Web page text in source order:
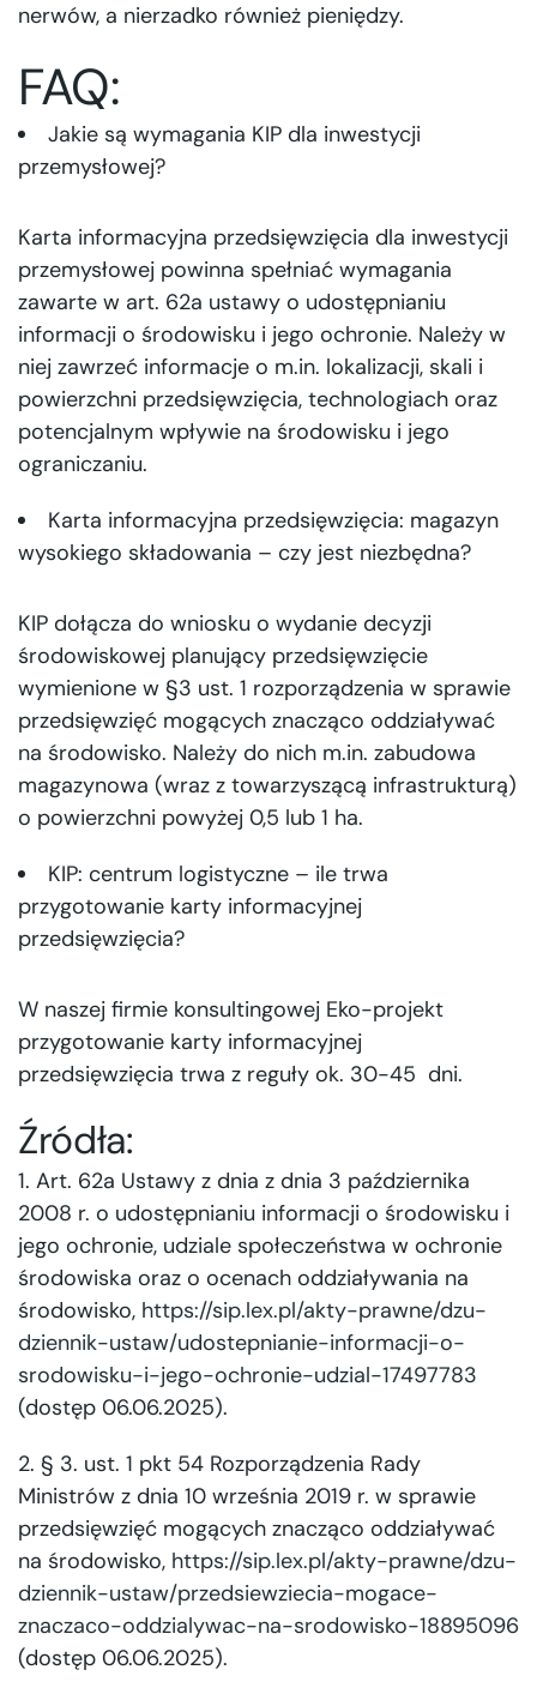
nerwów, a nierzadko również pieniędzy.
FAQ:
Jakie są wymagania KIP dla inwestycji
przemysłowej?
Karta informacyjna przedsięwzięcia dla inwestycji
przemysłowej powinna spełniać wymagania
zawarte w art. 62a ustawy o udostępnianiu
informacji o środowisku i jego ochronie. Należy w
niej zawrzeć informacje o m.in. lokalizacji, skali i
powierzchni przedsięwzięcia, technologiach oraz
potencjalnym wpływie na środowisku i jego
ograniczaniu.
Karta informacyjna przedsięwzięcia: magazyn
wysokiego składowania – czy jest niezbędna?
KIP dołącza do wniosku o wydanie decyzji
środowiskowej planujący przedsięwzięcie
wymienione w §3 ust. 1 rozporządzenia w sprawie
przedsięwzięć mogących znacząco oddziaływać
na środowisko. Należy do nich m.in. zabudowa
magazynowa (wraz z towarzyszącą infrastrukturą)
o powierzchni powyżej 0,5 lub 1 ha.
KIP: centrum logistyczne – ile trwa
przygotowanie karty informacyjnej
przedsięwzięcia?
W naszej firmie konsultingowej Eko-projekt
przygotowanie karty informacyjnej
przedsięwzięcia trwa z reguły ok. 30-45 dni.
Źródła:
1. Art. 62a Ustawy z dnia z dnia 3 października
2008 r. o udostępnianiu informacji o środowisku i
jego ochronie, udziale społeczeństwa w ochronie
środowiska oraz o ocenach oddziaływania na
środowisko, https://sip.lex.pl/akty-prawne/dzu-
dziennik-ustaw/udostepnianie-informacji-o-
srodowisku-i-jego-ochronie-udzial-17497783
(dostęp 06.06.2025).
2. § 3. ust. 1 pkt 54 Rozporządzenia Rady
Ministrów z dnia 10 września 2019 r. w sprawie
przedsięwzięć mogących znacząco oddziaływać
na środowisko, https://sip.lex.pl/akty-prawne/dzu-
dziennik-ustaw/przedsiewziecia-mogace-
znaczaco-oddzialywac-na-srodowisko-18895096
(dostęp 06.06.2025).